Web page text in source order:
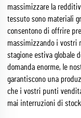
massimizzare la
tessuto sono materiali
consentono di offrire
massimizzando i vostri
stagione estiva globale
domanda enorme, le
garantiscono una
che i vostri punti
mai interruzioni di